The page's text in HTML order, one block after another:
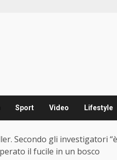
Sport Video Lifestyle
Secondo gli investigatori
il fucile in un bosco